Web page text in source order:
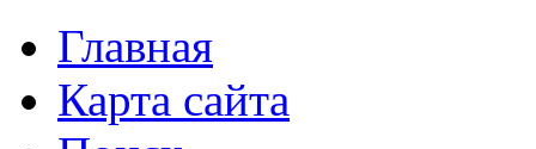
Главная
Карта сайта